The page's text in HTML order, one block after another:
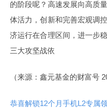
的阶段呢？高速发展向高质
体活力，创新和完善宏观调
济运行在合理区间，进一步
三大攻坚战依
（来源：鑫元基金的财富号
恭喜解锁12个月手机L2专属